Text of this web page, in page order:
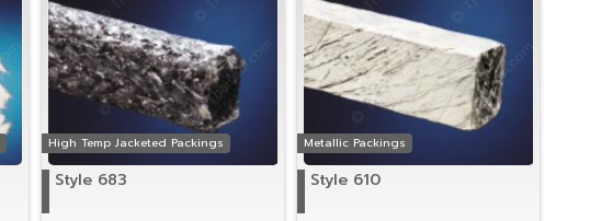
High Temp Jacketed Packings
Style 683
Metallic Packings
Style 610